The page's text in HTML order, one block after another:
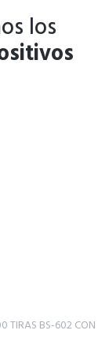
los
TIRAS BS-602 CON